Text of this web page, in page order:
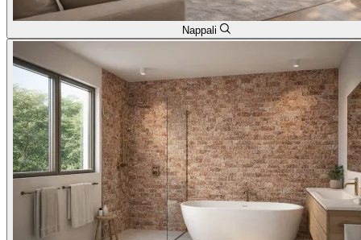
Nappali